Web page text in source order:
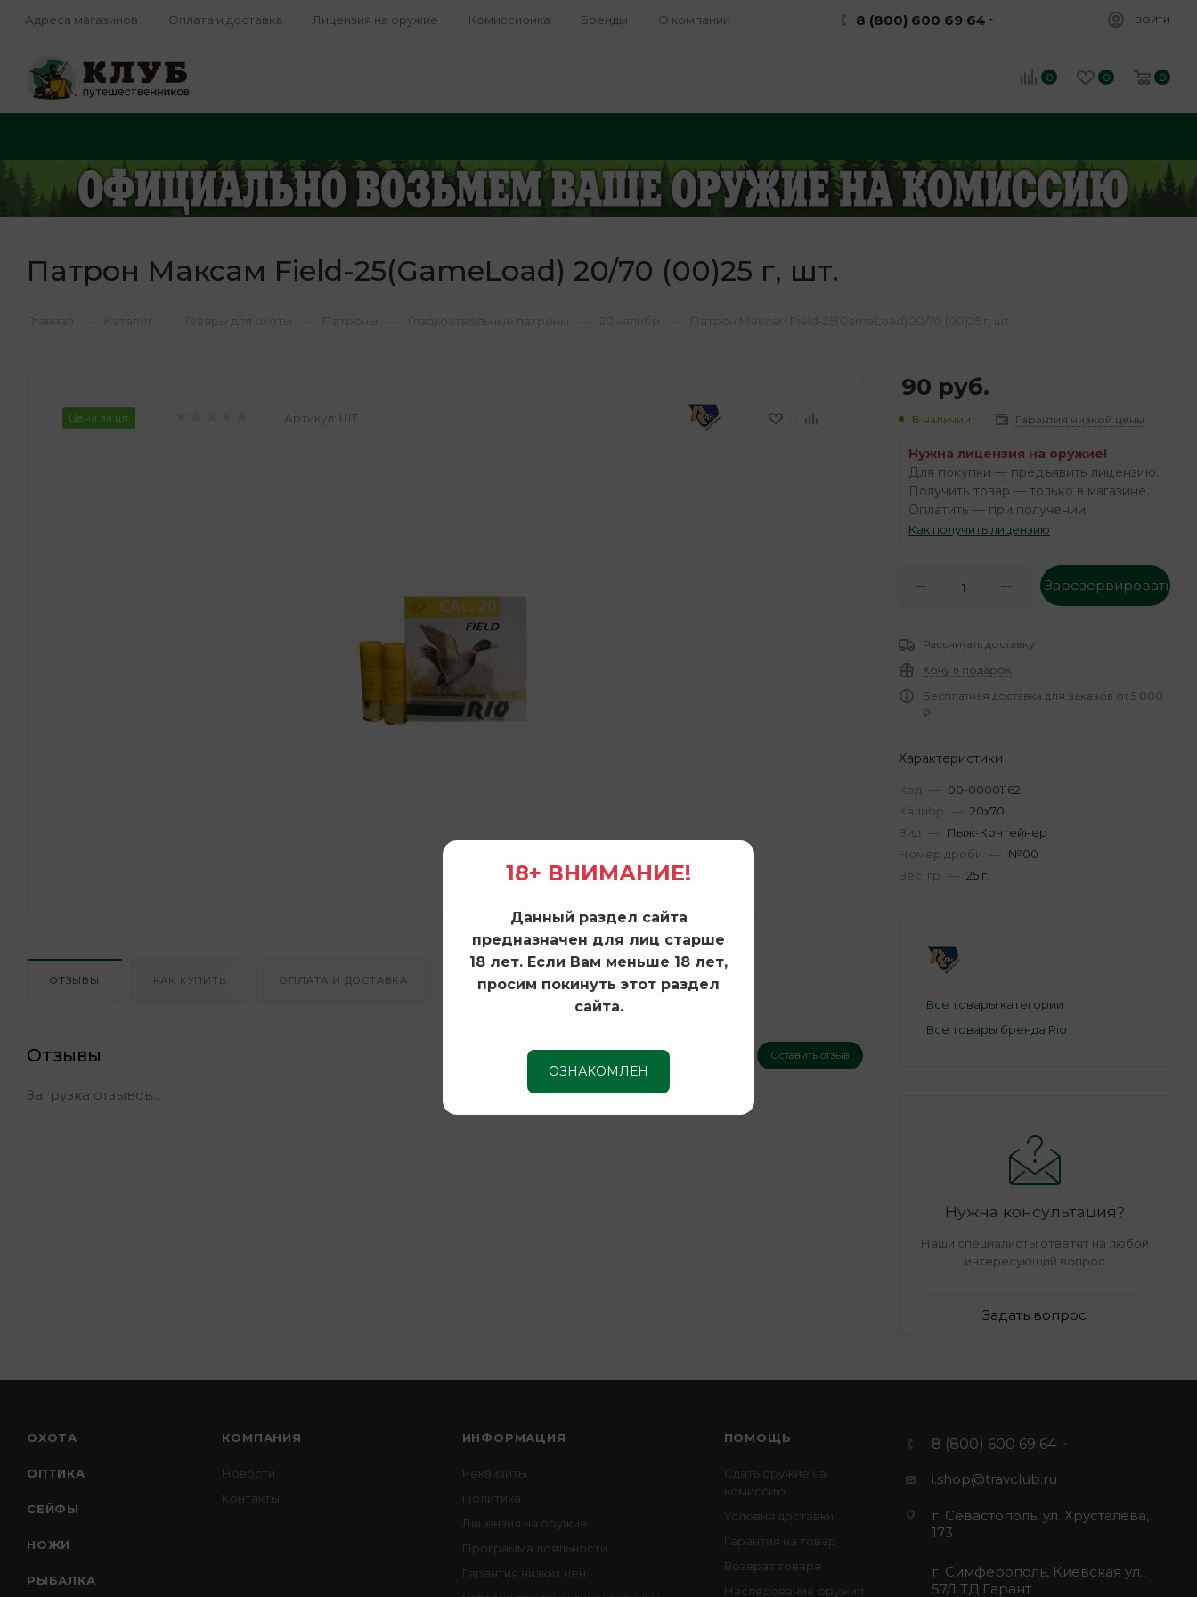
Адреса магазинов Оплата и доставка Лицензия на оружие Комиссионка Бренды О компании 8 (800) 600 69 64 ВОЙТИ
0 0 0
Патрон Максам Field-25(GameLoad) 20/70 (00)25 г, шт.
Цена за шт Артикул: ШТ.
ОТЗЫВЫ КАК КУПИТЬ ОПЛАТА И ДОСТАВКА
Отзывы Нет оценок Оставить отзыв
Загрузка отзывов...
90 руб.
В наличии Гарантия низкой цены
Нужна лицензия на оружие!
Для покупки — предъявить лицензию.
Получить товар — только в магазине.
Оплатить — при получении.
Как получить лицензию
Зарезервировать
Рассчитать доставку
Хочу в подарок
Бесплатная доставка для заказов от 5 000
₽
Характеристики
Код — 00-00001162
Калибр — 20х70
Вид — Пыж-Контейнер
Номер дроби — №00
Вес, гр — 25 г.
Все товары категории
Все товары бренда Rio
Нужна консультация?
Наши специалисты ответят на любой
интересующий вопрос
Задать вопрос
ОХОТА
ОПТИКА
СЕЙФЫ
НОЖИ
РЫБАЛКА
КОМПАНИЯ
Новости
Контакты
ИНФОРМАЦИЯ
Реквизиты
Политика
Лицензия на оружие
Программа лояльности
Гарантия низких цен
ПОМОЩЬ
Сдать оружие на
комиссию
Условия доставки
Гарантия на товар
Возврат товара
Наследование оружия
8 (800) 600 69 64
i.shop@travclub.ru
г. Севастополь, ул. Хрусталева,
173
г. Симферополь, Киевская ул.,
57/1 ТД Гарант
18+ ВНИМАНИЕ!
Данный раздел сайта
предназначен для лиц старше
18 лет. Если Вам меньше 18 лет,
просим покинуть этот раздел
сайта.
ОЗНАКОМЛЕН